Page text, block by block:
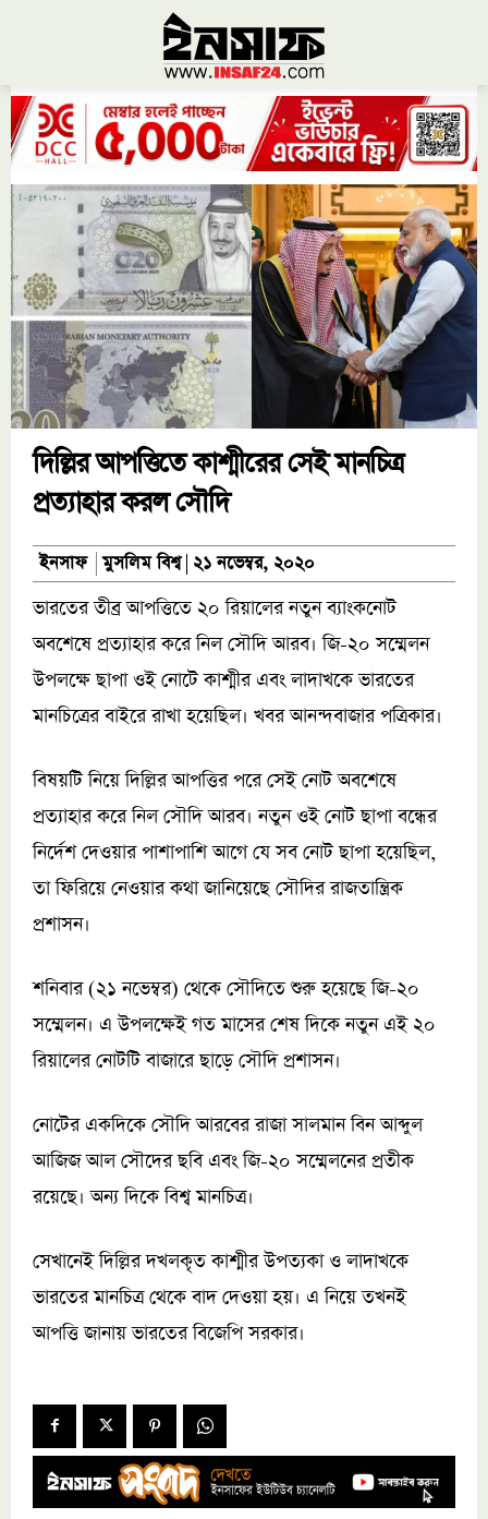
দিল্লির আপত্তিতে কাশ্মীরের সেই মানচিত্র
প্রত্যাহার করল সৌদি
ইনসাফ মুসলিম বিশ্ব ২১ নভেম্বর, ২০২০
ভারতের তীব্র আপত্তিতে ২০ রিয়ালের নতুন ব্যাংকনোট
অবশেষে প্রত্যাহার করে নিল সৌদি আরব। জি-২০ সম্মেলন
উপলক্ষে ছাপা ওই নোটে কাশ্মীর এবং লাদাখকে ভারতের
মানচিত্রের বাইরে রাখা হয়েছিল। খবর আনন্দবাজার পত্রিকার।
বিষয়টি নিয়ে দিল্লির আপত্তির পরে সেই নোট অবশেষে
প্রত্যাহার করে নিল সৌদি আরব। নতুন ওই নোট ছাপা বন্ধের
নির্দেশ দেওয়ার পাশাপাশি আগে যে সব নোট ছাপা হয়েছিল,
তা ফিরিয়ে নেওয়ার কথা জানিয়েছে সৌদির রাজতান্ত্রিক
প্রশাসন।
শনিবার (২১ নভেম্বর) থেকে সৌদিতে শুরু হয়েছে জি-২০
সম্মেলন। এ উপলক্ষেই গত মাসের শেষ দিকে নতুন এই ২০
রিয়ালের নোটটি বাজারে ছাড়ে সৌদি প্রশাসন।
নোটের একদিকে সৌদি আরবের রাজা সালমান বিন আব্দুল
আজিজ আল সৌদের ছবি এবং জি-২০ সম্মেলনের প্রতীক
রয়েছে। অন্য দিকে বিশ্ব মানচিত্র।
সেখানেই দিল্লির দখলকৃত কাশ্মীর উপত্যকা ও লাদাখকে
ভারতের মানচিত্র থেকে বাদ দেওয়া হয়। এ নিয়ে তখনই
আপত্তি জানায় ভারতের বিজেপি সরকার।